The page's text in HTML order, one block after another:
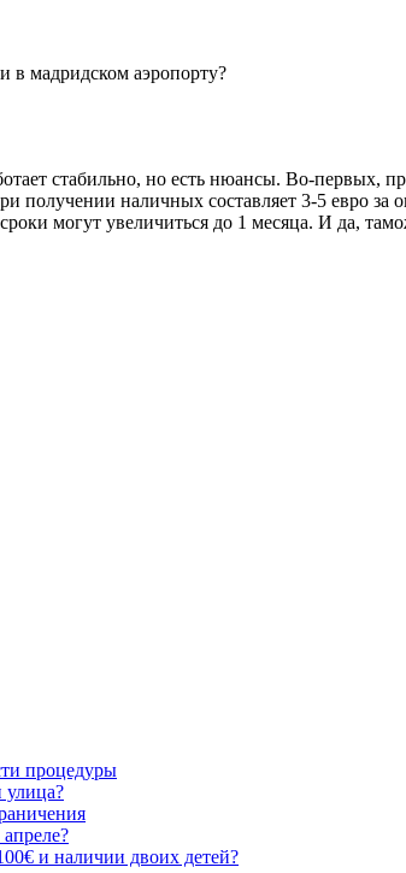
в мадридском аэропорту?
стабильно, но есть нюансы. Во-
получении наличных составляет 3-5 евро
могут увеличиться до 1 месяца. И да,
процедуры
улица?
и наличии двоих детей?